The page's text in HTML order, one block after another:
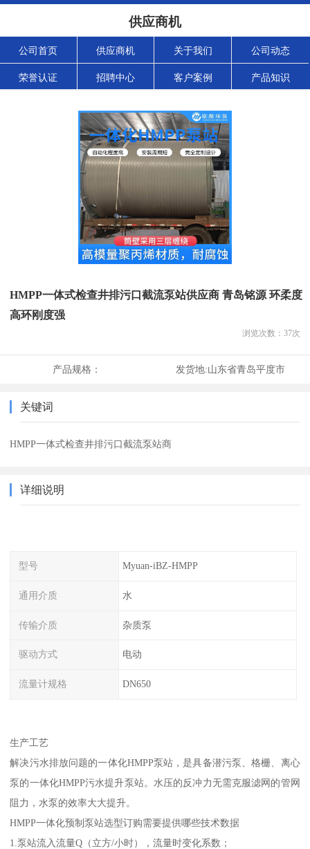
供应商机
公司首页 供应商机 关于我们 公司动态
荣誉认证 招聘中心 客户案例 产品知识
HMPP一体式检查井排污口截流泵站供应商 青岛铭源 环柔度
高环刚度强
浏览次数： 37次
产品规格： 发货地:山东省青岛平度市
关键词
HMPP一体式检查井排污口截流泵站商
详细说明
型号 Myuan-iBZ-HMPP
通用介质 水
传输介质 杂质泵
驱动方式 电动
流量计规格 DN650
生产工艺
解决污水排放问题的一体化HMPP泵站，是具备潜污泵、格栅、离心
泵的一体化HMPP污水提升泵站。水压的反冲力无需克服滤网的管网
阻力，水泵的效率大大提升。
HMPP一体化预制泵站选型订购需要提供哪些技术数据
1.泵站流入流量Q（立方/小时），流量时变化系数；